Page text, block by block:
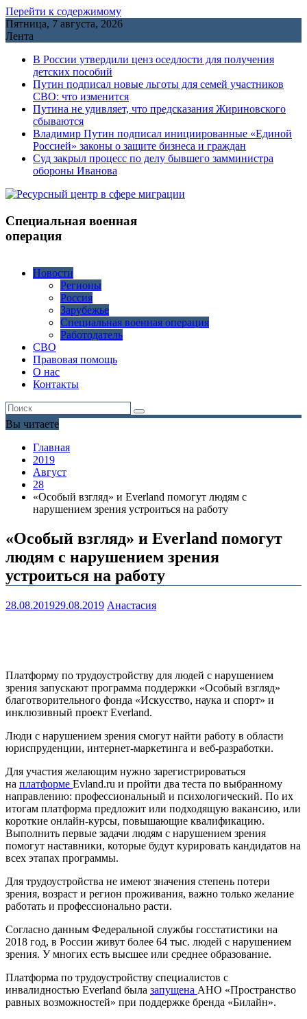
Перейти к содержимому
Пятница, 7 августа, 2026
Лента
В России утвердили ценз оседлости для получения
детских пособий
Путин подписал новые льготы для семей участников
СВО: что изменится
Путина не удивляет, что предсказания Жириновского
сбываются
Владимир Путин подписал инициированные «Единой
Россией» законы о защите бизнеса и граждан
Cуд закрыл процесс по делу бывшего замминистра
обороны Иванова
Специальная военная
операция
Новости
Регионы
Россия
Зарубежье
Специальная военная операция
Работодатель
СВО
Правовая помощь
О нас
Контакты
Вы читаете
Главная
2019
Август
28
«Особый взгляд» и Everland помогут людям с
нарушением зрения устроиться на работу
«Особый взгляд» и Everland помогут
людям с нарушением зрения
устроиться на работу
28.08.201929.08.2019 Анастасия
Платформу по трудоустройству для людей с нарушением
зрения запускают программа поддержки «Особый взгляд»
благотворительного фонда «Искусство, наука и спорт» и
инклюзивный проект Everland.
Люди с нарушением зрения смогут найти работу в области
юриспруденции, интернет-маркетинга и веб-разработки.
Для участия желающим нужно зарегистрироваться
на платформе Evland.ru и пройти два теста по выбранному
направлению: профессиональный и психологический. По их
итогам платформа предложит или подходящую вакансию, или
короткие онлайн-курсы, повышающие квалификацию.
Выполнить первые задачи людям с нарушением зрения
помогут наставники, которые будут курировать кандидатов на
всех этапах программы.
Для трудоустройства не имеют значения степень потери
зрения, возраст и регион проживания, важно только желание
работать и профессионально расти.
Согласно данным Федеральной службы госстатистики на
2018 год, в России живут более 64 тыс. людей с нарушением
зрения. У многих есть высшее или среднее образование.
Платформа по трудоустройству специалистов с
инвалидностью Everland была запущена АНО «Пространство
равных возможностей» при поддержке бренда «Билайн».